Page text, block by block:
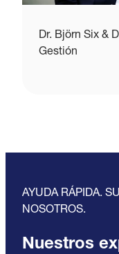
Dr. Björn Six &
Gestión
AYUDA RÁPIDA.
NOSOTROS.
Nuestros